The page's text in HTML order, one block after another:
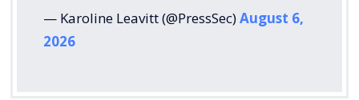
— Karoline Leavitt (@PressSec)August 6,
2026